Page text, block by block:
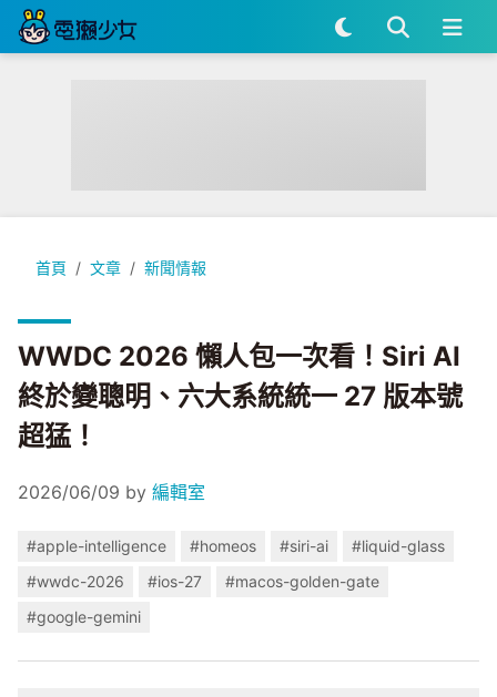
首頁 文章 新聞情報
WWDC 2026 懶人包一次看！Siri AI 終於變聰明、六大系統統
WWDC 2026 懶人包一次看！Siri AI
終於變聰明、六大系統統一 27 版本號
超猛！
2026/06/09 by 編輯室
#apple-intelligence #homeos #siri-ai
#liquid-glass
#wwdc-2026
#ios-27
#macos-golden-gate
#google-gemini